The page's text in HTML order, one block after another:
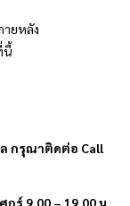
ายหลัง
นี้
กรุณาติดต่อ Call
ร์ 9.00 – 19.00 น.